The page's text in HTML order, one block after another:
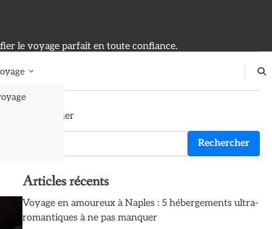
le voyage parfait en toute confiance.
Rechercher
Rechercher
Articles récents
Voyage en amoureux à Naples : 5 hébergements ultra-
romantiques à ne pas manquer